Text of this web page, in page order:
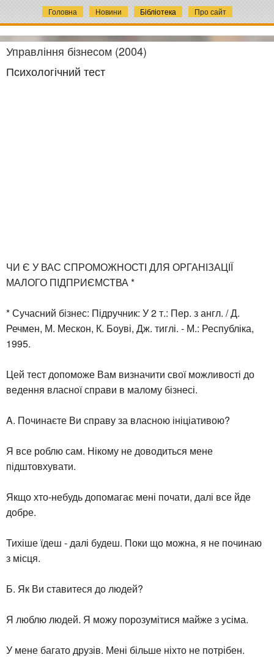
Головна Новини Бібліотека Про сайт
Управління бізнесом (2004)
Психологічний тест
ЧИ Є У ВАС СПРОМОЖНОСТІ ДЛЯ ОРГАНІЗАЦІЇ
МАЛОГО ПІДПРИЄМСТВА *
* Сучасний бізнес: Підручник: У 2 т.: Пер. з англ. / Д.
Речмен, М. Мескон, К. Боуві, Дж. тиглі. - М.: Республіка,
1995.
Цей тест допоможе Вам визначити свої можливості до
ведення власної справи в малому бізнесі.
A. Починаєте Ви справу за власною ініціативою?
Я все роблю сам. Нікому не доводиться мене
підштовхувати.
Якщо хто-небудь допомагає мені почати, далі все йде
добре.
Тихіше їдеш - далі будеш. Поки що можна, я не починаю
з місця.
Б. Як Ви ставитеся до людей?
Я люблю людей. Я можу порозумітися майже з усіма.
У мене багато друзів. Мені більше ніхто не потрібен.